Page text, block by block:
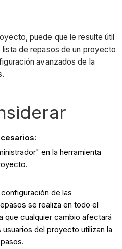
puede que le resulte útil
de repasos de un proyecto
avanzados de la
en la herramienta
de las
se realiza en todo el
que cualquier cambio afectará
del proyecto utilizan la